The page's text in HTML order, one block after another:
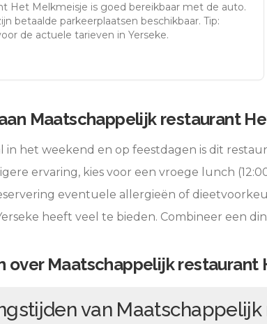
Het Melkmeisje is goed bereikbaar met de auto.
betaalde parkeerplaatsen beschikbaar. Tip:
de actuele tarieven in Yerseke.
Maatschappelijk restaurant
in het weekend en op feestdagen is dit
ervaring, kies voor een vroege lunch
eventuele allergieën of
heeft veel te bieden. Combineer een
over Maatschappelijk restaurant
van